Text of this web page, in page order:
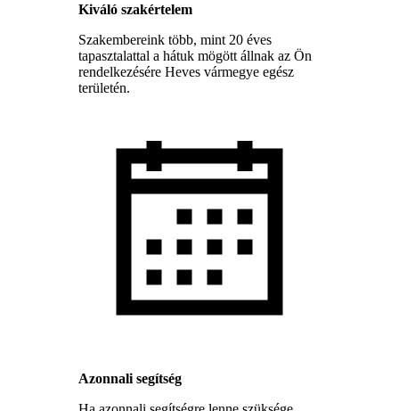
Kiváló szakértelem
Szakembereink több, mint 20 éves
tapasztalattal a hátuk mögött állnak az Ön
rendelkezésére Heves vármegye egész
területén.
Azonnali segítség